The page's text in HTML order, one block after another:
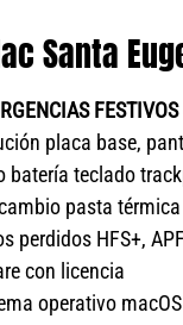
Santa
FESTIVOS
placa base,
batería teclado
pasta
perdidos HFS+,
con licencia
operativo macOS